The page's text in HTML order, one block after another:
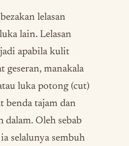
lelasan
lain. Lelasan
apabila kulit
geseran, manakala
luka potong (cut)
benda tajam dan
dalam. Oleh sebab
selalunya sembuh